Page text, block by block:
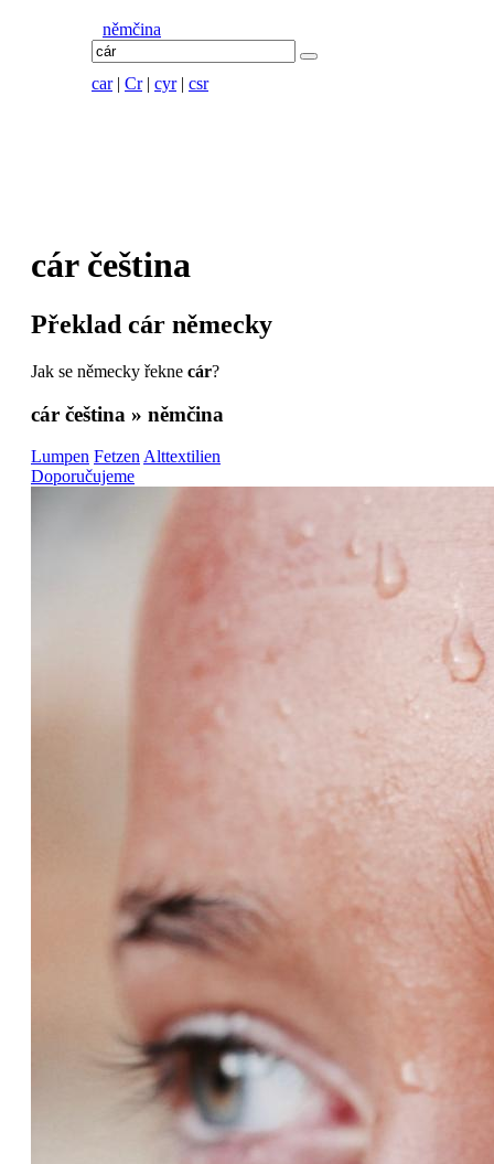
němčina
car | Cr | cyr | csr
cár čeština
Překlad cár německy
Jak se německy řekne cár?
cár čeština » němčina
Lumpen Fetzen Alttextilien
Doporučujeme